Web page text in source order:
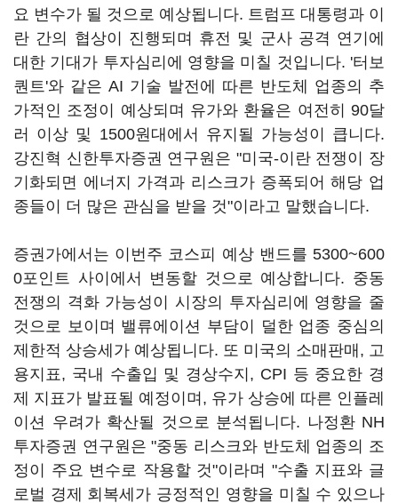
요 변수가 될 것으로 예상됩니다. 트럼프 대통령과 이
란 간의 협상이 진행되며 휴전 및 군사 공격 연기에
대한 기대가 투자심리에 영향을 미칠 것입니다. '터보
퀀트'와 같은 AI 기술 발전에 따른 반도체 업종의 추
가적인 조정이 예상되며 유가와 환율은 여전히 90달
러 이상 및 1500원대에서 유지될 가능성이 큽니다.
강진혁 신한투자증권 연구원은 "미국-이란 전쟁이 장
기화되면 에너지 가격과 리스크가 증폭되어 해당 업
종들이 더 많은 관심을 받을 것"이라고 말했습니다.
증권가에서는 이번주 코스피 예상 밴드를 5300~600
0포인트 사이에서 변동할 것으로 예상합니다. 중동
전쟁의 격화 가능성이 시장의 투자심리에 영향을 줄
것으로 보이며 밸류에이션 부담이 덜한 업종 중심의
제한적 상승세가 예상됩니다. 또 미국의 소매판매, 고
용지표, 국내 수출입 및 경상수지, CPI 등 중요한 경
제 지표가 발표될 예정이며, 유가 상승에 따른 인플레
이션 우려가 확산될 것으로 분석됩니다. 나정환 NH
투자증권 연구원은 "중동 리스크와 반도체 업종의 조
정이 주요 변수로 작용할 것"이라며 "수출 지표와 글
로벌 경제 회복세가 긍정적인 영향을 미칠 수 있으나